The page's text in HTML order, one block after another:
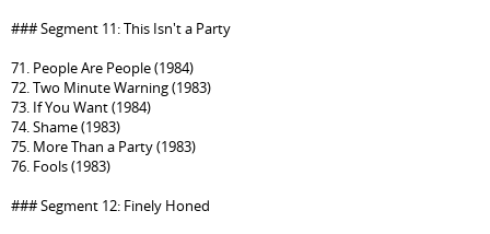
### Segment 11: This Isn't a Party
71. People Are People (1984)
72. Two Minute Warning (1983)
73. If You Want (1984)
74. Shame (1983)
75. More Than a Party (1983)
76. Fools (1983)
### Segment 12: Finely Honed